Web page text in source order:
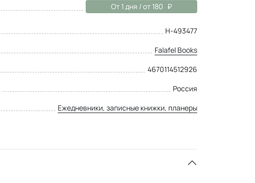
От 1 дня / от 180
Н-493477
Falafel Books
4670114512926
Россия
Ежедневники, записные книжки, планеры